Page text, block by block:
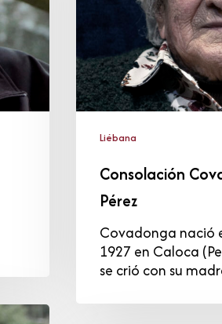
Liébana
Consolación
Pérez
Covadonga nació
1927 en Caloca
se crió con su